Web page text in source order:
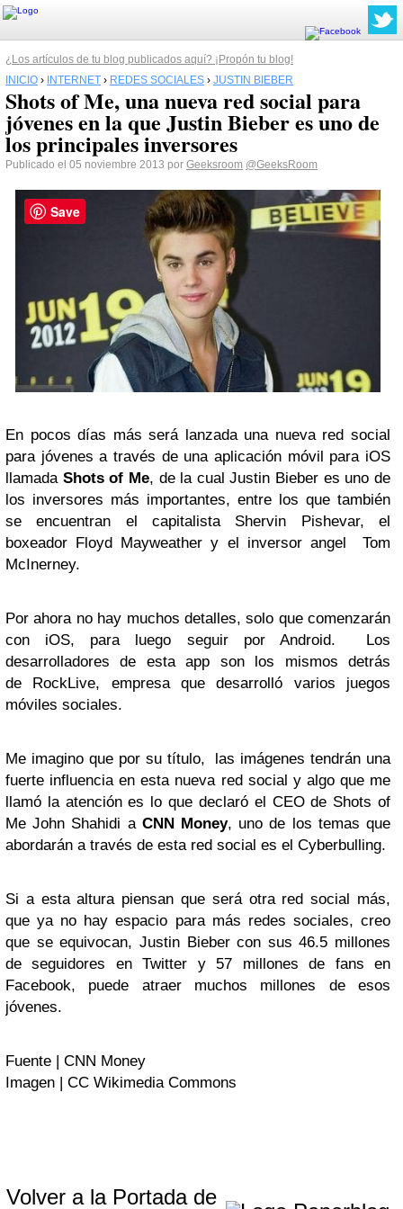
¿Los artículos de tu blog publicados aquí? ¡Propón tu blog!
INICIO › INTERNET › REDES SOCIALES › JUSTIN BIEBER
Shots of Me, una nueva red social para
jóvenes en la que Justin Bieber es uno de
los principales inversores
Publicado el 05 noviembre 2013 por Geeksroom @GeeksRoom
En pocos días más será lanzada una nueva red social
para jóvenes a través de una aplicación móvil para iOS
llamada Shots of Me, de la cual Justin Bieber es uno de
los inversores más importantes, entre los que también
se encuentran el capitalista Shervin Pishevar, el
boxeador Floyd Mayweather y el inversor angel Tom
McInerney.
Por ahora no hay muchos detalles, solo que comenzarán
con iOS, para luego seguir por Android.
Los
desarrolladores de esta app son los mismos detrás
de RockLive, empresa que desarrolló varios juegos
móviles sociales.
Me imagino que por su título, las imágenes tendrán una
fuerte influencia en esta nueva red social y algo que me
llamó la atención es lo que declaró el CEO de Shots of
Me John Shahidi a CNN Money, uno de los temas que
abordarán a través de esta red social es el Cyberbulling.
Si a esta altura piensan que será otra red social más,
que ya no hay espacio para más redes sociales, creo
que se equivocan, Justin Bieber con sus 46.5 millones
de seguidores en Twitter y 57 millones de fans en
Facebook, puede atraer muchos millones de esos
jóvenes.
Fuente | CNN Money
Imagen | CC Wikimedia Commons
Volver a la Portada de
Save